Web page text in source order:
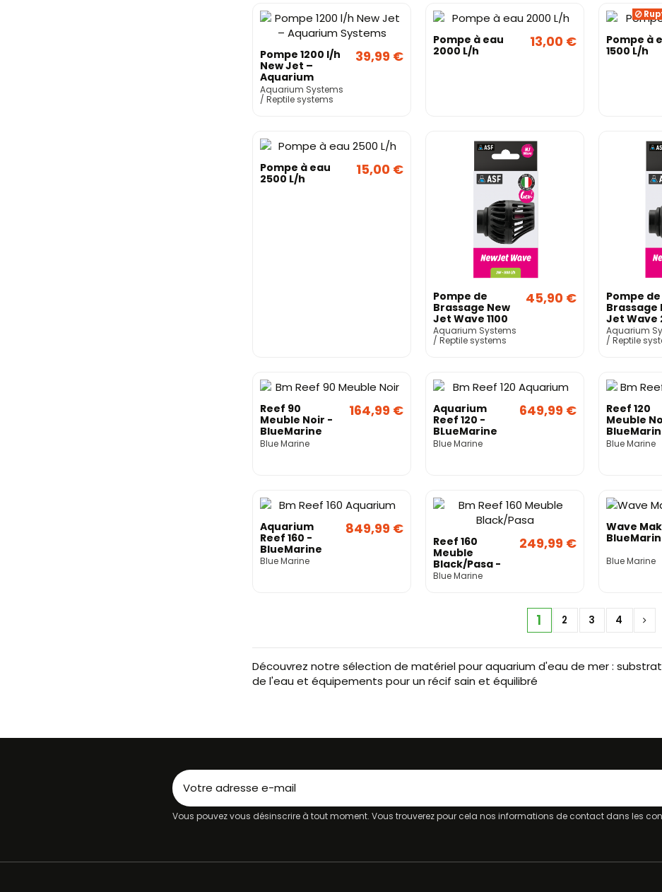
Pompe 1200 l/h
New Jet –
Aquarium
Systems
Aquarium Systems
/ Reptile systems
39,99 €
Pompe à eau
2000 L/h
13,00 €
Pompe à
1500 L/h
Pompe à eau
2500 L/h
15,00 €
Pompe de
Brassage New
Jet Wave 1100
(2W) –
Aquarium
Aquarium Systems
/ Reptile systems
45,90 €
Pompe de
Brassage
Jet Wave
(2,2W) –
Aquarium
Aquarium
/ Reptile
Reef 90
Meuble Noir -
BlueMarine
Blue Marine
164,99 €
Aquarium
Reef 120 -
BLueMarine
Blue Marine
649,99 €
Reef 120
Meuble
Blue Marine
Aquarium
Reef 160 -
BlueMarine
Blue Marine
849,99 €
Reef 160
Meuble
Black/Pasa -
BlueMarine
Blue Marine
249,99 €
Wave
Blue Marine
1 2 3 4
Découvrez notre sélection de matériel pour aquarium d'eau de mer :
de l'eau et équipements pour un récif sain et équilibré
Vous pouvez vous désinscrire à tout moment. Vous trouverez pour cela nos informations de contact dans les